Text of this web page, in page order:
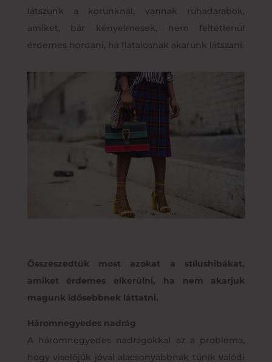
látszunk a korunknál, vannak ruhadarabok,
amiket, bár kényelmesek, nem feltétlenül
érdemes hordani, ha fiatalosnak akarunk látszani.
Összeszedtük most azokat a stílushibákat,
amiket érdemes elkerülni, ha nem akarjuk
magunk idősebbnek láttatni.
Háromnegyedes nadrág
A háromnegyedes nadrágokkal az a probléma,
hogy viselőjük jóval alacsonyabbnak tűnik valódi